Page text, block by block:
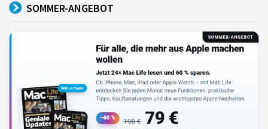
SOMMER-ANGEBOT